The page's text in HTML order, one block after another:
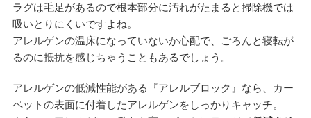
ラグは毛足があるので根本部分に汚れがたまると掃除機では
吸いとりにくいですよね。
アレルゲンの温床になっていないか心配で、ごろんと寝転が
るのに抵抗を感じちゃうこともあるでしょう。
アレルゲンの低減性能がある『アレルブロック』なら、カー
ペットの表面に付着したアレルゲンをしっかりキャッチ。